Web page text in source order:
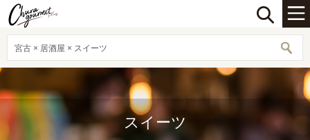
宮古 × 居酒屋 × スイーツ
スイーツ